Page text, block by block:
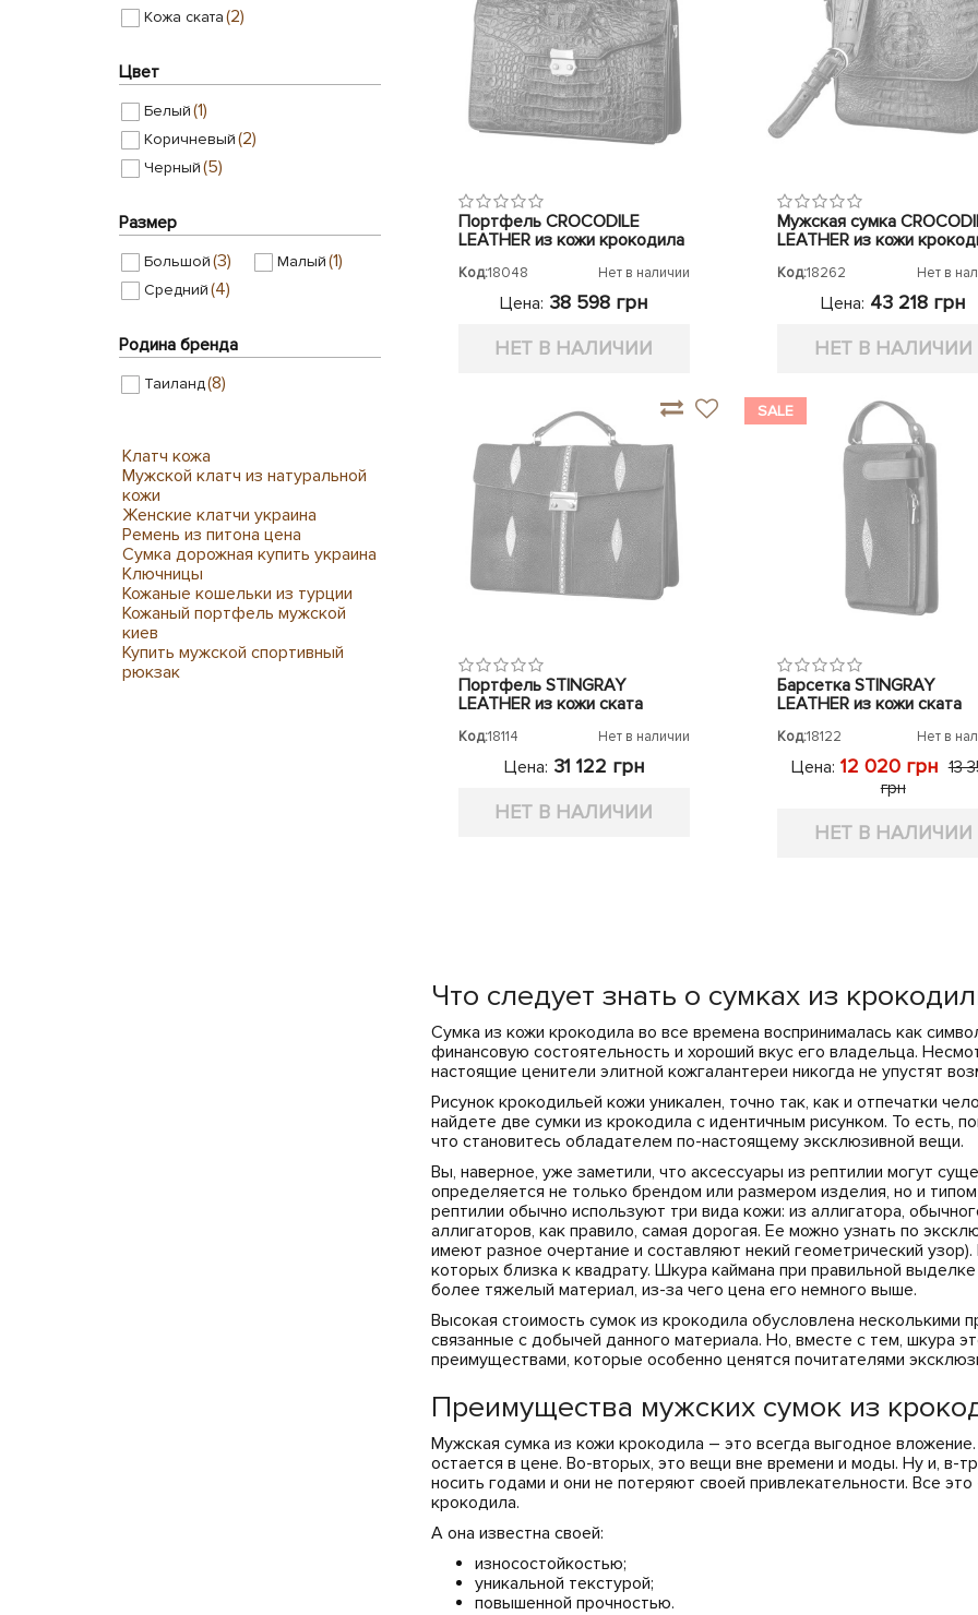
Кожа ската(2)
Цвет
Белый(1)
Коричневый(2)
Черный(5)
Размер
Большой(3) Малый(1)
Средний(4)
Родина бренда
Таиланд(8)
Клатч кожа
Мужской клатч из натуральной
кожи
Женские клатчи украина
Ремень из питона цена
Сумка дорожная купить украина
Ключницы
Кожаные кошельки из турции
Кожаный портфель мужской
киев
Купить мужской спортивный
рюкзак
Портфель CROCODILE
LEATHER из кожи крокодила
Код:18048 Нет в наличии
Цена: 38 598 грн
НЕТ В НАЛИЧИИ
Мужская сумка
LEATHER из кожи
Код:18262 Нет в
Цена: 43 218 грн
НЕТ В НАЛИЧИИ
Портфель STINGRAY
LEATHER из кожи ската
Код:18114 Нет в наличии
Цена: 31 122 грн
НЕТ В НАЛИЧИИ
SALE
Барсетка STINGRAY
LEATHER из кожи ската
Код:18122 Нет в
Цена: 12 020 грн 13
грн
НЕТ В НАЛИЧИИ
Что следует знать о сумках из
Сумка из кожи крокодила во все времена воспринималась как
финансовую состоятельность и хороший вкус его владельца.
настоящие ценители элитной кожгалантереи никогда не упустят
Рисунок крокодильей кожи уникален, точно так, как и отпечатки
найдете две сумки из крокодила с идентичным рисунком. То есть,
что становитесь обладателем по-настоящему эксклюзивной вещи.
Вы, наверное, уже заметили, что аксессуары из рептилии могут
определяется не только брендом или размером изделия, но и
рептилии обычно используют три вида кожи: из аллигатора,
аллигаторов, как правило, самая дорогая. Ее можно узнать по
имеют разное очертание и составляют некий геометрический
которых близка к квадрату. Шкура каймана при правильной
более тяжелый материал, из-за чего цена его немного выше.
Высокая стоимость сумок из крокодила обусловлена несколькими
связанные с добычей данного материала. Но, вместе с тем, шкура
преимуществами, которые особенно ценятся почитателями
Преимущества мужских сумок из
Мужская сумка из кожи крокодила – это всегда выгодное
остается в цене. Во-вторых, это вещи вне времени и моды. Ну и, в-
носить годами и они не потеряют своей привлекательности. Все
крокодила.
А она известна своей:
износостойкостью;
уникальной текстурой;
повышенной прочностью.